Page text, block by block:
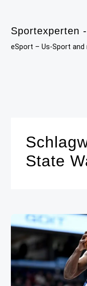
content
Sportexperten
eSport – Us-Sport and
State